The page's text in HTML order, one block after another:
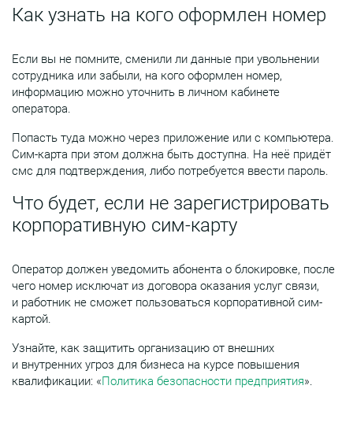
Как узнать на кого оформлен номер
Если вы не помните, сменили ли данные при увольнении
сотрудника или забыли, на кого оформлен номер,
информацию можно уточнить в личном кабинете
оператора.
Попасть туда можно через приложение или с компьютера.
Сим-карта при этом должна быть доступна. На неё придёт
смс для подтверждения, либо потребуется ввести пароль.
Что будет, если не зарегистрировать
корпоративную сим-карту
Оператор должен уведомить абонента о блокировке, после
чего номер исключат из договора оказания услуг связи,
и работник не сможет пользоваться корпоративной сим-
картой.
Узнайте, как защитить организацию от внешних
и внутренних угроз для бизнеса на курсе повышения
квалификации: «Политика безопасности предприятия».